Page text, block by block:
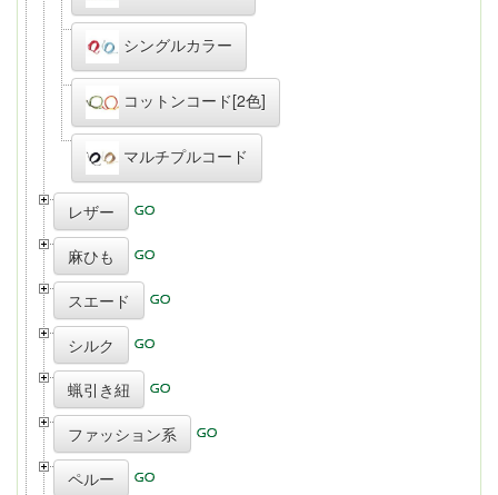
シングルカラー
コットンコード[2色]
マルチプルコード
レザー
麻ひも
スエード
シルク
蝋引き紐
ファッション系
ペルー